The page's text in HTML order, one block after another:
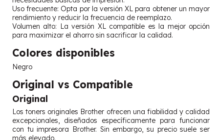
Uso frecuente: Opta por la versión XL para obtener un mayor
rendimiento y reducir la frecuencia de reemplazo.
Volumen alto: La versión XL compatible es la mejor opción
para maximizar el ahorro sin sacrificar la calidad.
Colores disponibles
Negro
Original vs Compatible
Original
Los toners originales Brother ofrecen una fiabilidad y calidad
excepcionales, diseñados específicamente para funcionar
con tu impresora Brother. Sin embargo, su precio suele ser
más elevado.